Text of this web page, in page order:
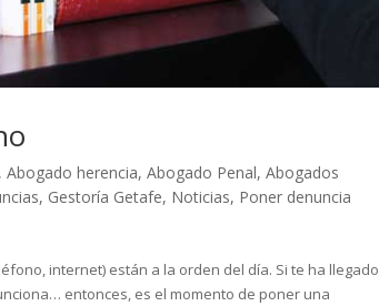
,Abogado herencia,Abogado Penal,Abogados
, Gestoría Getafe, Noticias, Poner denuncia
internet) están a la orden del día. Si te ha llegado
entonces, es el momento de poner una